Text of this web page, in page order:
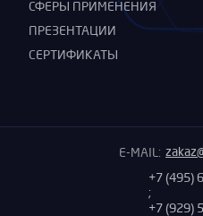
СФЕРЫ ПРИМЕНЕНИЯ
ПРЕЗЕНТАЦИИ
СЕРТИФИКАТЫ
+7 (495)
;
+7 (929)
E-MAIL: